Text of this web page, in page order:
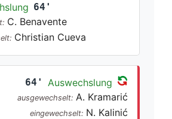
64'
C. Benavente
Christian Cueva
64' Auswechslung
ausgewechselt: A. Kramarić
eingewechselt: N. Kalinić